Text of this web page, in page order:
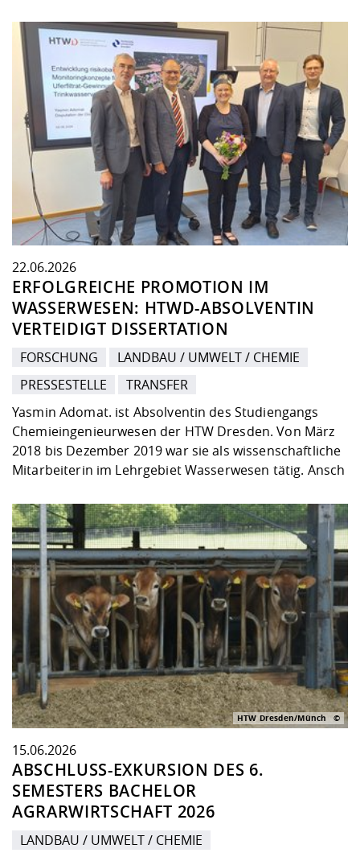
ERFOLGREICHE PROMOTION IM
WASSERWESEN: HTWD-ABSOLVENTIN
VERTEIDIGT DISSERTATION
22.06.2026
FORSCHUNG
LANDBAU / UMWELT / CHEMIE
PRESSESTELLE
TRANSFER
Yasmin Adomat. ist Absolventin des Studiengangs
Chemieingenieurwesen der HTW Dresden. Von März
2018 bis Dezember 2019 war sie als wissenschaftliche
Mitarbeiterin im Lehrgebiet Wasserwesen tätig. Ansch
ABSCHLUSS-EXKURSION DES 6.
SEMESTERS BACHELOR
AGRARWIRTSCHAFT 2026
15.06.2026
LANDBAU / UMWELT / CHEMIE
HTW Dresden/Münch